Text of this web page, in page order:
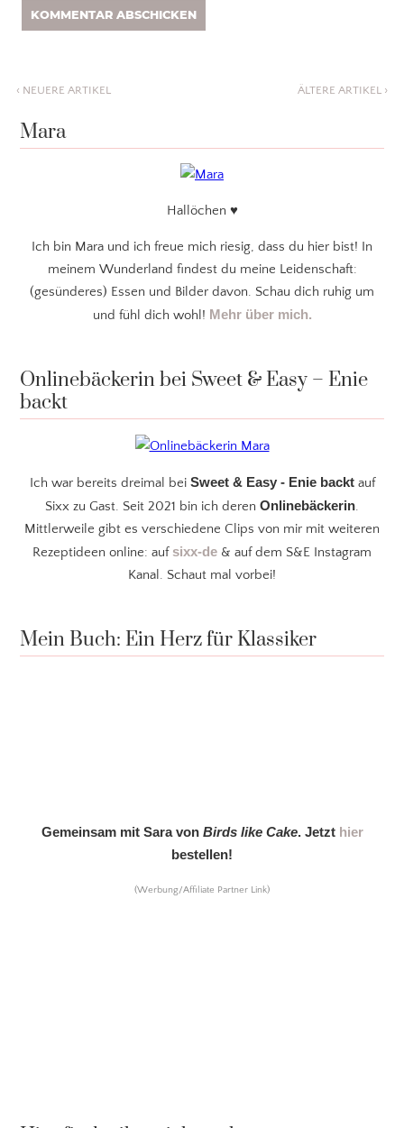
‹ NEUERE ARTIKEL ÄLTERE ARTIKEL ›
Mara
Hallöchen ♥
Ich bin Mara und ich freue mich riesig, dass du hier bist! In
meinem Wunderland findest du meine Leidenschaft:
(gesünderes) Essen und Bilder davon. Schau dich ruhig um
und fühl dich wohl! Mehr über mich.
Onlinebäckerin bei Sweet & Easy – Enie
backt
Ich war bereits dreimal bei Sweet & Easy - Enie backtauf
Sixx zu Gast. Seit 2021 bin ich deren Onlinebäckerin.
Mittlerweile gibt es verschiedene Clips von mir mit weiteren
Rezeptideen online: auf sixx-de & auf dem S&E Instagram
Kanal. Schaut mal vorbei!
Mein Buch: Ein Herz für Klassiker
Gemeinsam mit Sara von Birds like Cake. Jetzt hier
bestellen!
(Werbung/Affiliate Partner Link)